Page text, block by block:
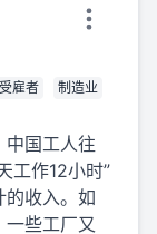
雇者
制造业
中国工人往
工作12小时”
的收入。如
些工厂又